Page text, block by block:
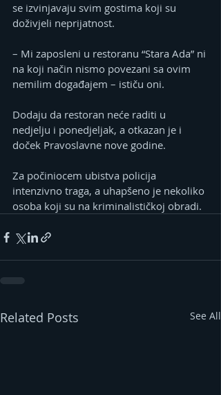
se izvinjavaju svim gostima koji su
doživjeli neprijatnost.
– Mi zaposleni u restoranu “Stara Ada” ni
na koji način nismo povezani sa ovim
nemilim događajem – ističu oni.
Dodaju da restoran neće raditi u
nedjelju i ponedjeljak, a otkazan je i
doček Pravoslavne nove godine.
Za počiniocem ubistva policija
intenzivno traga, a uhapšeno je nekoliko
osoba koji su na kriminalističkoj obradi.
Related Posts See All